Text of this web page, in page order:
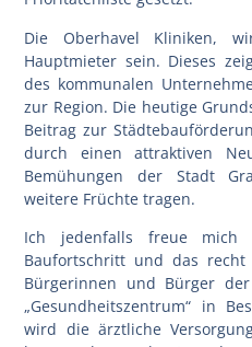
Die Oberhavel Kliniken,
Hauptmieter sein. Dieses
des kommunalen
zur Region. Die heutige
Beitrag zur
durch einen attraktiven
Bemühungen der Stadt
weitere Früchte tragen.
Ich jedenfalls freue mich
Baufortschritt und das
Bürgerinnen und Bürger
„Gesundheitszentrum“ in
wird die ärztliche